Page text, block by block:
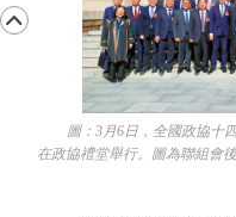
圖：3月6日，全國政協十四
在政協禮堂舉行。圖為聯組會